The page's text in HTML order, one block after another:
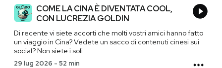
COME LA CINA È DIVENTATA COOL,
CON LUCREZIA GOLDIN
Di recente vi siete accorti che molti vostri amici hanno fatto
un viaggio in Cina? Vedete un sacco di contenuti cinesi sui
social? Non siete i soli
29 lug 2026 - 52 min